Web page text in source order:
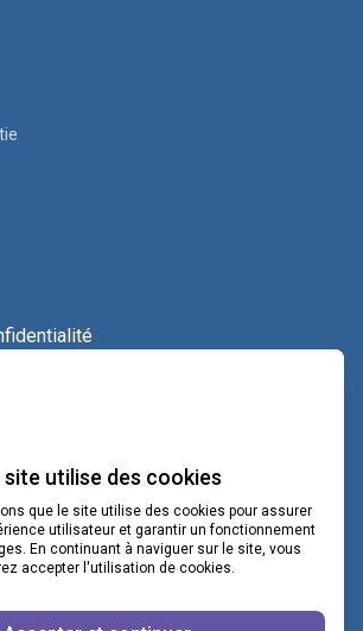
Qualiopi
de La Coop CNV
site utilise des cookies
que le site utilise des cookies pour assurer
utilisateur et garantir un fonctionnement
En continuant à naviguer sur le site, vous
accepter l'utilisation de cookies.